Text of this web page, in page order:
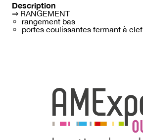
Description
⇒ RANGEMENT
rangement bas
portes coulissantes fermant à clef